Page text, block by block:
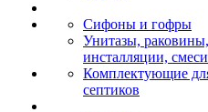
Сифоны и гофры
Унитазы, раковины,
инсталляции,
Комплектующие
септиков